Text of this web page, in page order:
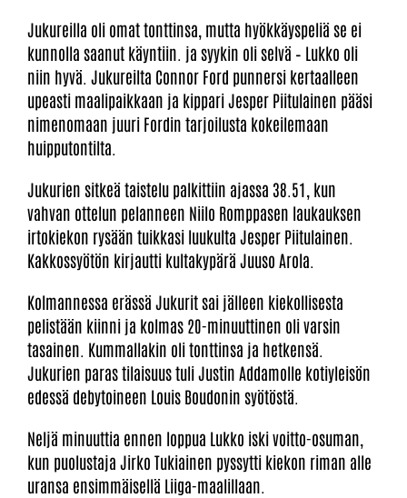
Jukureilla oli omat tonttinsa, mutta hyökkäyspeliä se ei
kunnolla saanut käyntiin. ja syykin oli selvä – Lukko oli
niin hyvä. Jukureilta Connor Ford punnersi kertaalleen
upeasti maalipaikkaan ja kippari Jesper Piitulainen pääsi
nimenomaan juuri Fordin tarjoilusta kokeilemaan
huipputontilta.
Jukurien sitkeä taistelu palkittiin ajassa 38.51, kun
vahvan ottelun pelanneen Niilo Romppasen laukauksen
irtokiekon rysään tuikkasi luukulta Jesper Piitulainen.
Kakkossyötön kirjautti kultakypärä Juuso Arola.
Kolmannessa erässä Jukurit sai jälleen kiekollisesta
pelistään kiinni ja kolmas 20-minuuttinen oli varsin
tasainen. Kummallakin oli tonttinsa ja hetkensä.
Jukurien paras tilaisuus tuli Justin Addamolle kotiyleisön
edessä debytoineen Louis Boudonin syötöstä.
Neljä minuuttia ennen loppua Lukko iski voitto-osuman,
kun puolustaja Jirko Tukiainen pyssytti kiekon riman alle
uransa ensimmäisellä Liiga-maalillaan.